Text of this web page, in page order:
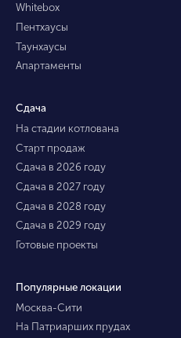
Whitebox
Пентхаусы
Таунхаусы
Апартаменты
Сдача
На стадии котлована
Старт продаж
Сдача в 2026 году
Сдача в 2027 году
Сдача в 2028 году
Сдача в 2029 году
Готовые проекты
Популярные локации
Москва-Сити
На Патриарших прудах